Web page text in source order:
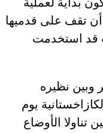
بداية لعملية
أن تقف على قدميها
قد استخدمت
وبين نظيره
يوم
تناولا الأوضاع